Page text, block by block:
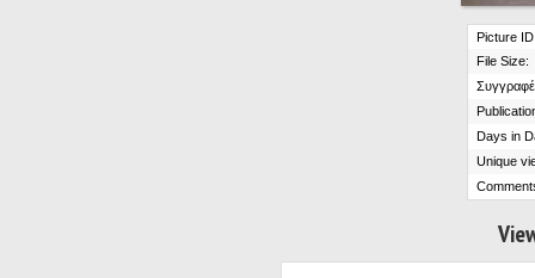
Picture
File Size:
Days in
Unique